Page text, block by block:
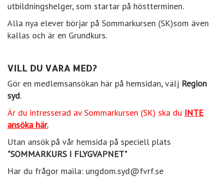
utbildningshelger, som startar på höstterminen.
Alla nya elever börjar på Sommarkursen (SK)som även
kallas och är en Grundkurs.
VILL DU VARA MED?
Gör en medlemsansökan här på hemsidan, välj Region
syd.
Är du intresserad av Sommarkursen (SK) ska du INTE
ansöka här.
Utan ansök på vår hemsida på speciell plats
"SOMMARKURS I FLYGVAPNET"
Har du frågor maila: ungdom.syd@fvrf.se